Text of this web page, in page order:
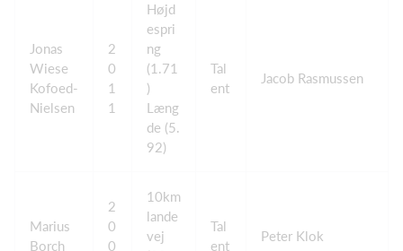
Jonas
Wiese
Kofoed-
Nielsen
2
0
1
1
Højd
espri
ng
(1.71
)
Læng
de (5.
92)
Tal
ent
Jacob Rasmussen
Marius
Borch
2
0
0
10km
lande
vej
Tal
ent
Peter Klok